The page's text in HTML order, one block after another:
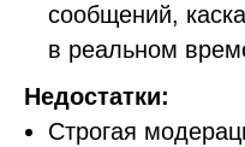
сообщений,
в реальном
Недостатки:
Строгая